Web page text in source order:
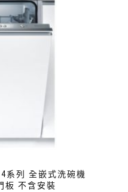
4系列 全嵌式洗碗機
板 不含安裝